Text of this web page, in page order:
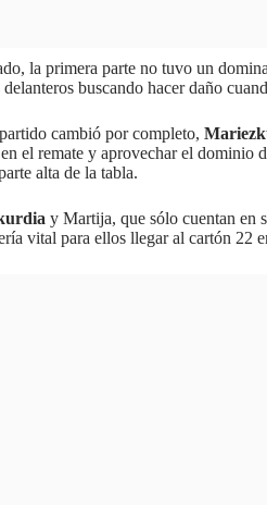
la primera parte no tuvo un
buscando hacer daño
cambió por completo,
el remate y aprovechar el dominio
alta de la tabla.
y Martija, que sólo cuentan en
vital para ellos llegar al cartón 22